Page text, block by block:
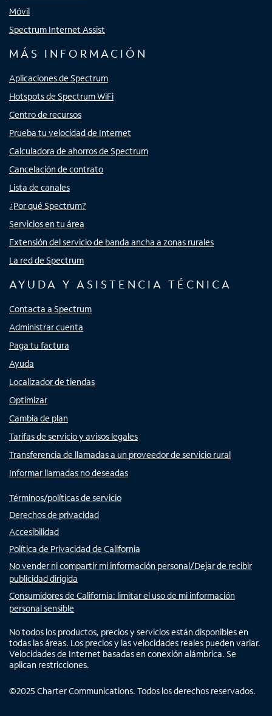
Móvil
Spectrum Internet Assist
MÁS INFORMACIÓN
Aplicaciones de Spectrum
Hotspots de Spectrum WiFi
Centro de recursos
Prueba tu velocidad de Internet
Calculadora de ahorros de Spectrum
Cancelación de contrato
Lista de canales
¿Por qué Spectrum?
Servicios en tu área
Extensión del servicio de banda ancha a zonas rurales
La red de Spectrum
AYUDA Y ASISTENCIA TÉCNICA
Contacta a Spectrum
Administrar cuenta
Paga tu factura
Ayuda
Localizador de tiendas
Optimizar
Cambia de plan
Tarifas de servicio y avisos legales
Transferencia de llamadas a un proveedor de servicio rural
Informar llamadas no deseadas
Términos/políticas de servicio
Derechos de privacidad
Accesibilidad
Política de Privacidad de California
No vender ni compartir mi información personal/Dejar de recibir
publicidad dirigida
Consumidores de California: limitar el uso de mi información
personal sensible
No todos los productos, precios y servicios están disponibles en
todas las áreas. Los precios y las velocidades reales pueden variar.
Velocidades de Internet basadas en conexión alámbrica. Se
aplican restricciones.
©2025 Charter Communications. Todos los derechos reservados.